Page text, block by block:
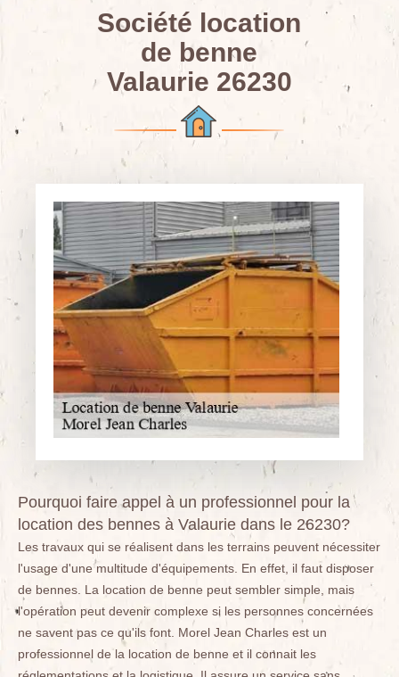
Société location
de benne
Valaurie 26230
Pourquoi faire appel à un professionnel pour la
location des bennes à Valaurie dans le 26230?
Les travaux qui se réalisent dans les terrains peuvent nécessiter
l'usage d'une multitude d'équipements. En effet, il faut disposer
de bennes. La location de benne peut sembler simple, mais
l'opération peut devenir complexe si les personnes concernées
ne savent pas ce qu'ils font. Morel Jean Charles est un
professionnel de la location de benne et il connait les